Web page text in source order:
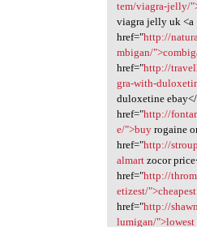
tem/viagra-jelly/
viagra jelly uk <a
href="http://
mbigan/
href="http://
gra-with-
duloxetine ebay</
href="http://
e/">buyrogaine
href="http://
almartzocor
href="http://
etizest/">cheapest
href="http://
lumigan/">lowest